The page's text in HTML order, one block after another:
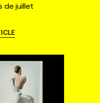
de juillet